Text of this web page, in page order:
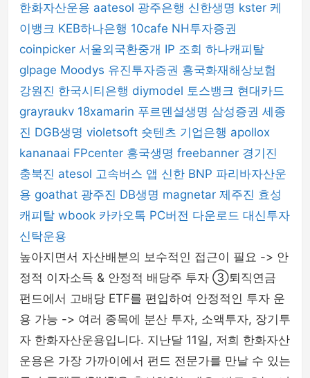
한화자산운용 aatesol 광주은행 신한생명 kster 케
이뱅크 KEB하나은행 10cafe NH투자증권
coinpicker 서울외국환중개 IP 조회 하나캐피탈
glpage Moodys 유진투자증권 흥국화재해상보험
강원진 한국시티은행 diymodel 토스뱅크 현대카드
grayraukv 18xamarin 푸르덴셜생명 삼성증권 세종
진 DGB생명 violetsoft 숏텐츠 기업은행 apollox
kananaai FPcenter 흥국생명 freebanner 경기진
충북진 atesol 고속버스 앱 신한 BNP 파리바자산운
용 goathat 광주진 DB생명 magnetar 제주진 효성
캐피탈 wbook 카카오톡 PC버전 다운로드 대신투자
신탁운용
높아지면서 자산배분의 보수적인 접근이 필요 -> 안
정적 이자소득 & 안정적 배당주 투자 ③퇴직연금
펀드에서 고배당 ETF를 편입하여 안정적인 투자 운
용 가능 -> 여러 종목에 분산 투자, 소액투자, 장기투
자 한화자산운용입니다. 지난달 11일, 저희 한화자산
운용은 가장 가까이에서 펀드 전문가를 만날 수 있는